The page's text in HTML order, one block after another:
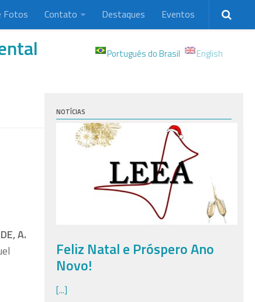
Fotos Contato Destaques Eventos
Português do Brasil English
A.
NOTÍCIAS
Feliz Natal e Próspero Ano
Novo!
[...]